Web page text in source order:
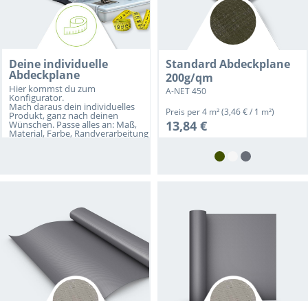
Standard Abdeckplane
200g/qm
A-NET 450
Preis per4 m²(3,46 € / 1 m²)
13,84 €
Deine individuelle
Abdeckplane
Hier kommst du zum
Konfigurator.
Mach daraus dein individuelles
Produkt, ganz nach deinen
Wünschen. Passe alles an: Maß,
Material, Farbe, Randverarbeitung